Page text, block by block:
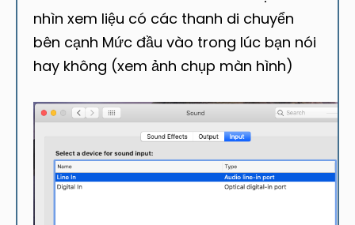
nhìn xem liệu có các thanh di chuyển
bên cạnh Mức đầu vào trong lúc bạn nói
hay không (xem ảnh chụp màn hình)